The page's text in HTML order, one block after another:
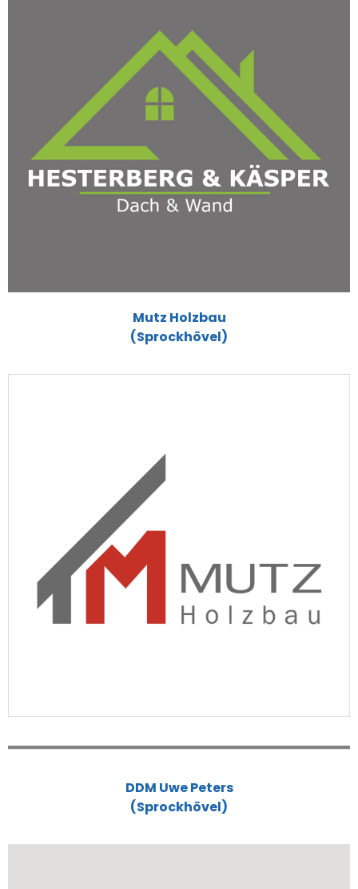
Mutz Holzbau
(Sprockhövel)
DDM Uwe Peters
(Sprockhövel)